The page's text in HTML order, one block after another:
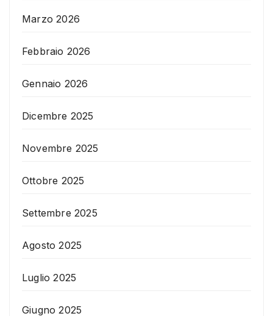
Marzo 2026
Febbraio 2026
Gennaio 2026
Dicembre 2025
Novembre 2025
Ottobre 2025
Settembre 2025
Agosto 2025
Luglio 2025
Giugno 2025